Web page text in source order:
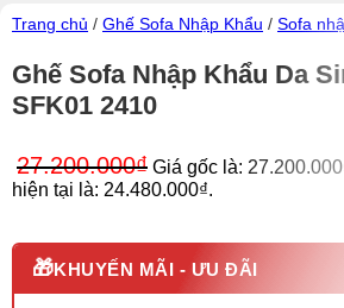
Trang chủ / Ghế Sofa Nhập Khẩu / Sofa
Ghế Sofa Nhập Khẩu Da
SFK01 2410
27.200.000₫ Giá gốc là:
hiện tại là: 24.480.000₫.
🎁KHUYẾN MÃI - ƯU ĐÃI